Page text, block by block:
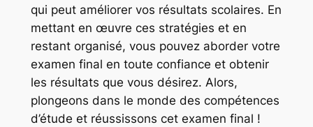
qui peut améliorer vos résultats scolaires. En
mettant en œuvre ces stratégies et en
restant organisé, vous pouvez aborder votre
examen final en toute confiance et obtenir
les résultats que vous désirez. Alors,
plongeons dans le monde des compétences
d’étude et réussissons cet examen final !